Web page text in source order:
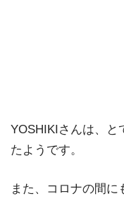
YOSHIKIさんは、と
たようです。
また、コロナの間に